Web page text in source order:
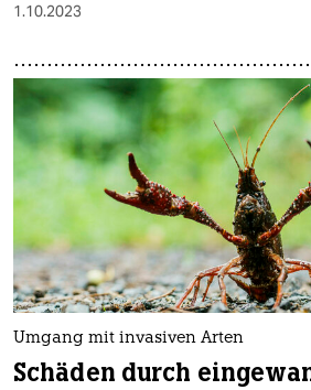
1.10.2023
Umgang mit invasiven Arten
Schäden durch